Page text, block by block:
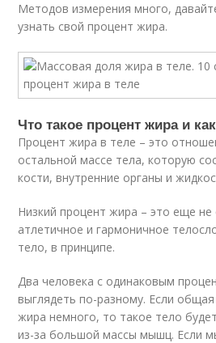
Методов измерения много,
узнать свой процент жира.
Что такое процент жира и
Процент жира в теле – это
остальной массе тела, которую
кости, внутренние органы и
Низкий процент жира – это еще не
атлетичное и гармоничное
тело, в принципе.
Два человека с одинаковым
выглядеть по-разному. Если
жира немного, то такое тело
из-за большой массы мышц. Если